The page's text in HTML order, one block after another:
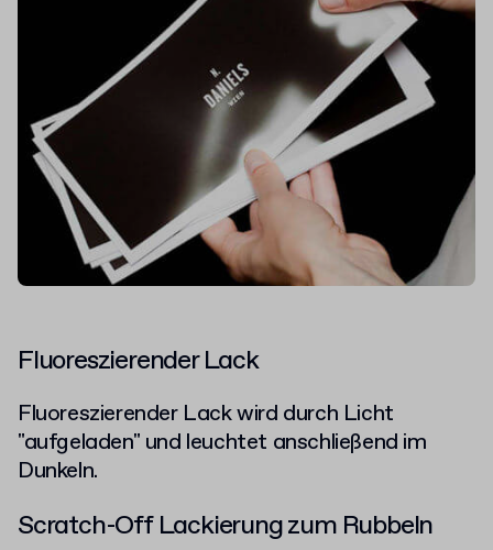
Fluoreszierender Lack
Fluoreszierender Lack wird durch Licht
"aufgeladen" und leuchtet anschließend im
Dunkeln.
Scratch-Off Lackierung zum Rubbeln